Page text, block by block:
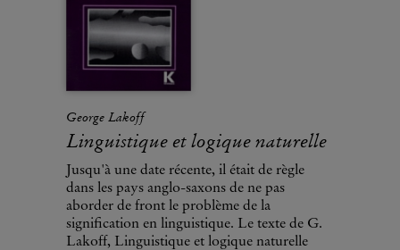
George Lakoff
Linguistique et logique naturelle
Jusqu'à une date récente, il était de règle
dans les pays anglo-saxons de ne pas
aborder de front le problème de la
signification en linguistique. Le texte de G.
Lakoff, Linguistique et logique naturelle